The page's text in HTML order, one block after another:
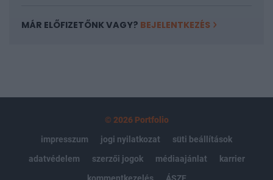
MÁR ELŐFIZETŐNK VAGY? BEJELENTKEZÉS
© 2026 Portfolio
impresszum
jogi nyilatkozat
süti beállítások
adatvédelem
szerzői jogok médiaajánlat
karrier
kommentkezelés
ÁSZF